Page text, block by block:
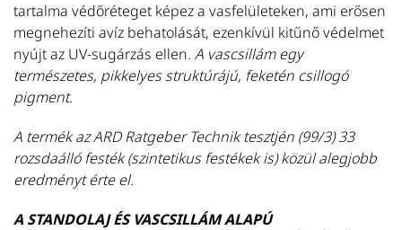
tartalma védőréteget képez a vasfelületeken, ami erősen
megnehezíti avíz behatolását, ezenkívül kitűnő védelmet
nyújt az UV-sugárzás ellen. A vascsillám egy
természetes, pikkelyes struktúrájú, feketén csillogó
pigment.
A termék az ARD Ratgeber Technik tesztjén (99/3) 33
rozsdaálló festék (szintetikus festékek is) közül alegjobb
eredményt érte el.
A STANDOLAJ ÉS VASCSILLÁM ALAPÚ